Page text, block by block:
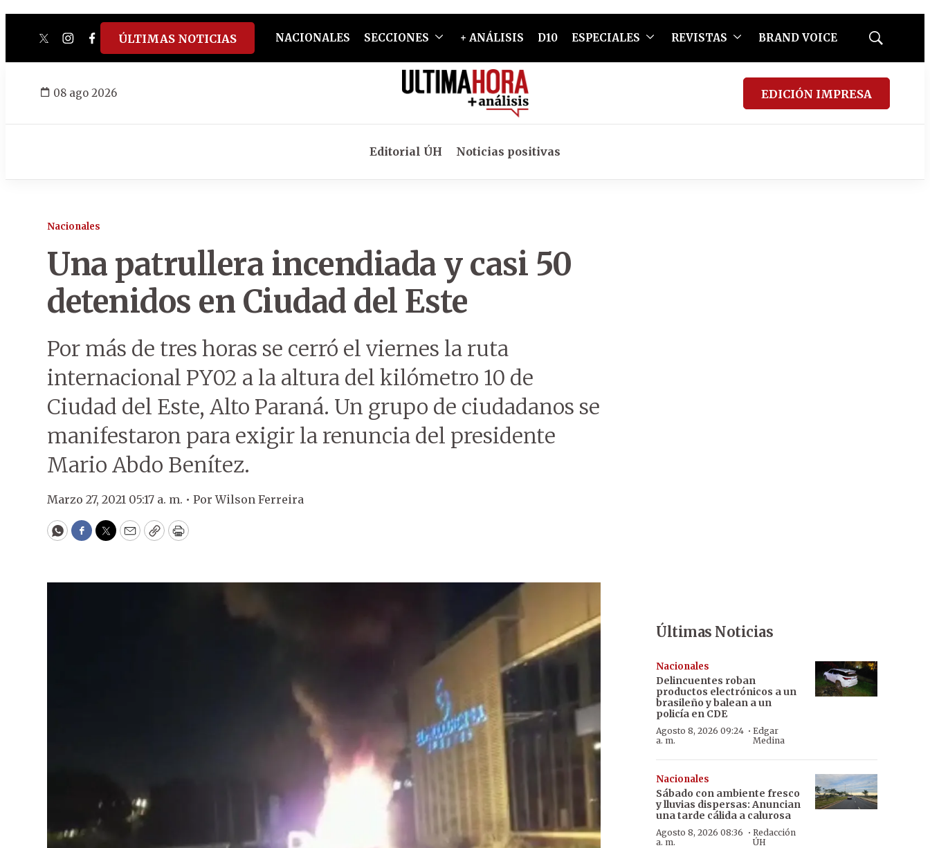
twitterinstagram
facebook
tiktokyoutube
spotify
ÚLTIMAS NOTICIAS NACIONALES SECCIONES + ANÁLISIS D10 ESPECIALES REVISTAS BRAND VOICE
Mostrar
08 ago 2026 EDICIÓN IMPRESA
Editorial ÚH Noticias positivas
Nacionales
Una patrullera incendiada y casi 50
detenidos en Ciudad del Este
Por más de tres horas se cerró el viernes la ruta
internacional PY02 a la altura del kilómetro 10 de
Ciudad del Este, Alto Paraná. Un grupo de ciudadanos se
manifestaron para exigir la renuncia del presidente
Mario Abdo Benítez.
Marzo 27, 2021 05:17 a. m. • PorWilson Ferreira
WhatsApp
Facebook
Twitter
EmailCopyPrint
Últimas Noticias
Nacionales
Delincuentes roban
productos electrónicos a un
brasileño y balean a un
policía en CDE
Agosto 8, 2026 09:24
a. m.
· Edgar
Medina
Nacionales
Sábado con ambiente fresco
y lluvias dispersas: Anuncian
una tarde cálida a calurosa
Agosto 8, 2026 08:36
a. m.
·Redacción
ÚH